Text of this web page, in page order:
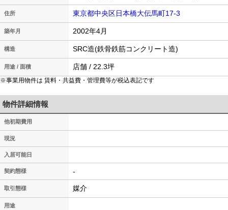
住所 東京都中央区日本橋大伝馬町17-3
築年月 2002年4月
構造 SRC造(鉄骨鉄筋コンクリート造)
用途 / 面積 店舗 / 22.3坪
※事業用物件は 賃料・共益費・管理費等が税込表記です
物件詳細情報
他初期費用
現況
入居可能日
契約態様 -
取引態様 媒介
用途